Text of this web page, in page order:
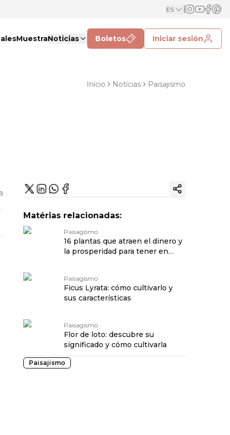
ES
MuestraNoticias Boletos Iniciar sesión
Início Notícias Paisajismo
Copiar enlace
Matérias relacionadas:
Paisagismo
16 plantas que atraen el dinero y
la prosperidad para tener en
Paisagismo
Ficus Lyrata: cómo cultivarlo y
sus características
Paisagismo
Flor de loto: descubre su
significado y cómo cultivarla
Paisajismo